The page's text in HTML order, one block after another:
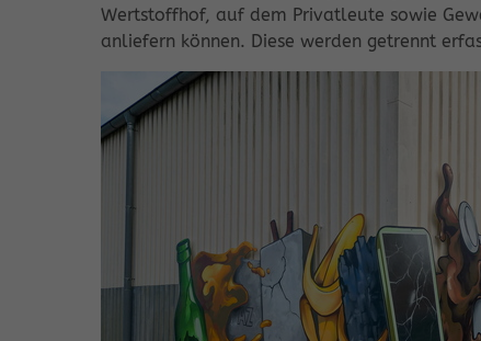
Wertstoffhof, auf dem Privatleute sowie
anliefern können. Diese werden getrennt